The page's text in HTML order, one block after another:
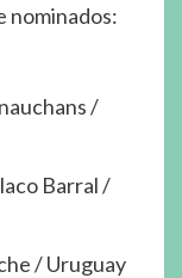
nominados:
/
Barral /
/ Uruguay